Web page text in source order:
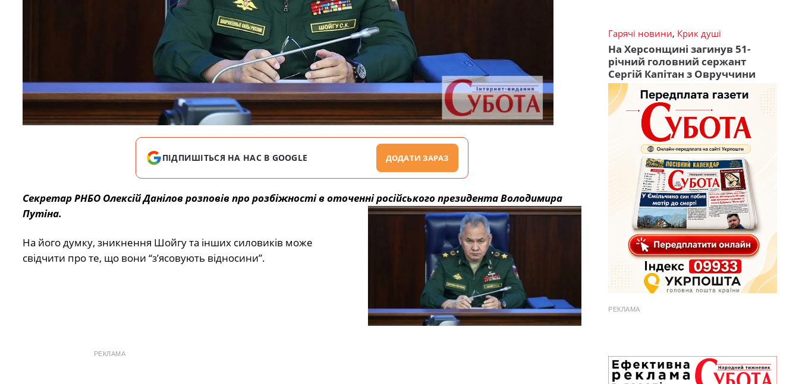
ПІДПИШІТЬСЯ НА НАС В GOOGLE ДОДАТИ ЗАРАЗ
Секретар РНБО Олексій Данілов розповів про розбіжності в оточенні російського президента Володимира
Путіна.
На його думку, зникнення Шойгу та інших силовиків може
свідчити про те, що вони “з’ясовують відносини”.
РЕКЛАМА
Гарячі новини, Крик душі
На Херсонщині загинув 51-
річний головний сержант
Сергій Капітан з Овруччини
РЕКЛАМА